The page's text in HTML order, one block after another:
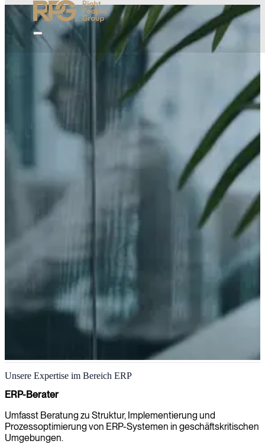
ERP
Wir schaffen klare Orientierung in Ihrer Organisation, wenn ERP-
integriert werden.
Unsere Expertise im Bereich ERP
ERP-Berater
Umfasst Beratung zu Struktur, Implementierung und
Prozessoptimierung von ERP-Systemen in geschäftskritischen
Umgebungen.